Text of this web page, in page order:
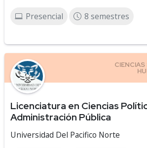
Presencial 8 semestres
Licenciatura en Ciencias
Administración Pública
Universidad Del Pacifico Norte